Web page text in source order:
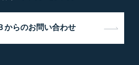
からのお問い合わせ